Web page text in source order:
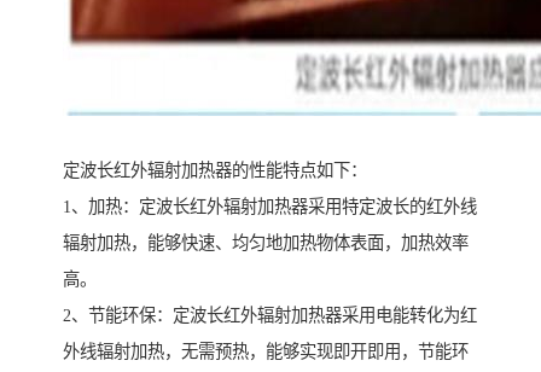
定波长红外辐射加热器的性能特点如下：
1、加热：定波长红外辐射加热器采用特定波长的红外线
辐射加热，能够快速、均匀地加热物体表面，加热效率
高。
2、节能环保：定波长红外辐射加热器采用电能转化为红
外线辐射加热，无需预热，能够实现即开即用，节能环